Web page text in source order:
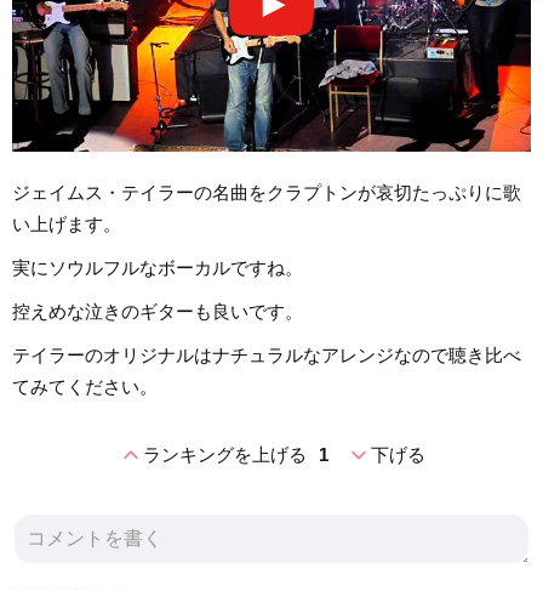
ジェイムス・テイラーの名曲をクラプトンが哀切たっぷりに歌
い上げます。
実にソウルフルなボーカルですね。
控えめな泣きのギターも良いです。
テイラーのオリジナルはナチュラルなアレンジなので聴き比べ
てみてください。
expand_lessランキングを上げる 1 expand_more下げる